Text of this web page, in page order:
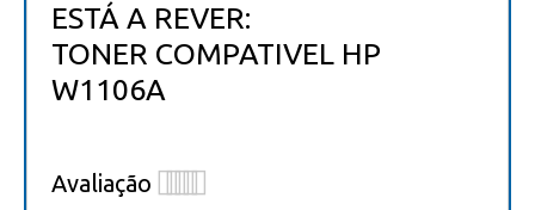
ESTÁ A REVER:
TONER COMPATIVEL HP
W1106A
Avaliação